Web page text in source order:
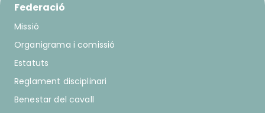
Federació
Missió
Organigrama i comissió
Estatuts
Reglament disciplinari
Benestar del cavall